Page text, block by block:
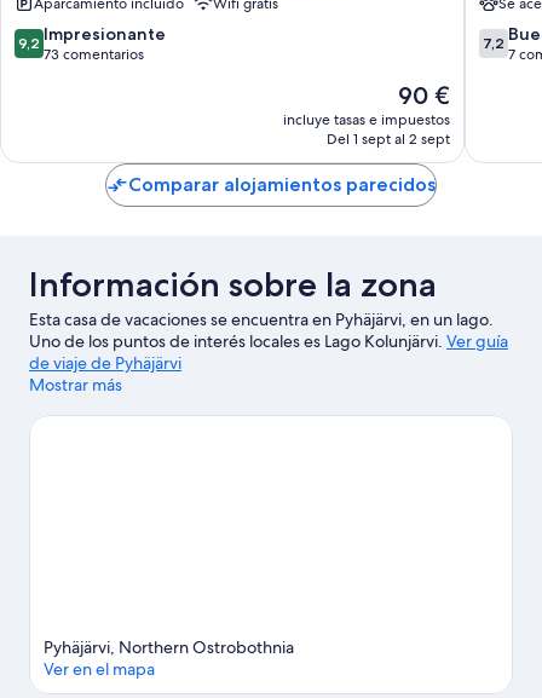
9.2
sobre
9,2 Impresionante
73 comentarios
El
precio
actual
de
90 €
90 €
incluye tasas e impuestos
Del 1 sept al 2 sept
Kalajoki
7.2
sobre
7,2
7
Comparar alojamientos parecidos
Información sobre la zona
Esta casa de vacaciones se encuentra en Pyhäjärvi, en un lago.
Uno de los puntos de interés locales es Lago Kolunjärvi. Ver guía
de viaje de Pyhäjärvi
Mostrar más
Pyhäjärvi, Northern Ostrobothnia
Ver en el mapa